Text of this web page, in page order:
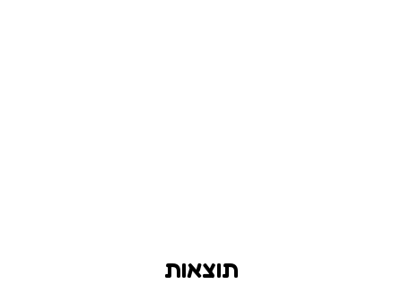
תוצאות